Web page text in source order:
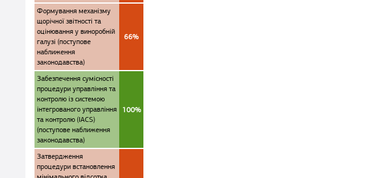
Формування механізму
щорічної звітності та
оцінювання у виноробній
галузі (поступове
наближення
законодавства)
66%
Забезпечення сумісності
процедури управління та
контролю із системою
інтегрованого управління
та контролю (IACS)
(поступове наближення
законодавства)
100%
Затвердження
процедури встановлення